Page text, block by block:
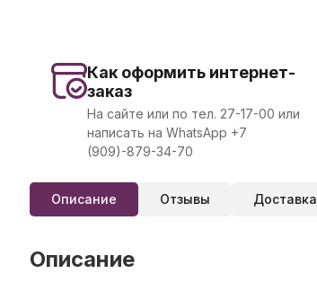
Как оформить интернет-
заказ
На сайте или по тел. 27-17-00 или
написать на WhatsApp +7
(909)-879-34-70
Описание Отзывы Доставка
Описание